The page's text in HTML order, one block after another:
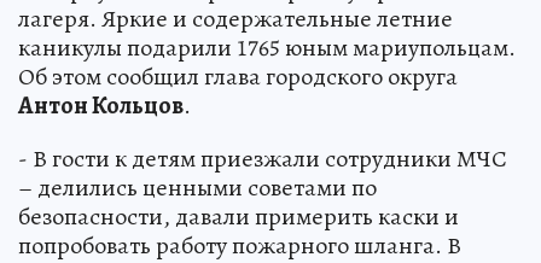
лагеря. Яркие и содержательные летние
каникулы подарили 1765 юным мариупольцам.
Об этом сообщил глава городского округа
Антон Кольцов.
- В гости к детям приезжали сотрудники МЧС
– делились ценными советами по
безопасности, давали примерить каски и
попробовать работу пожарного шланга. В